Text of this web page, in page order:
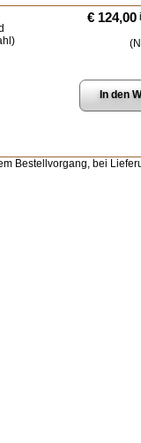
€ 124,00
Bestellvorgang, bei